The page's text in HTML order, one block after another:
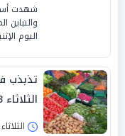
شهدت
والتباين
اليوم الإثنين،
تذبذب
الثلاثاء 23-6-2026
الثلاثاء 23/يونيو/2026 - 08:00 ص